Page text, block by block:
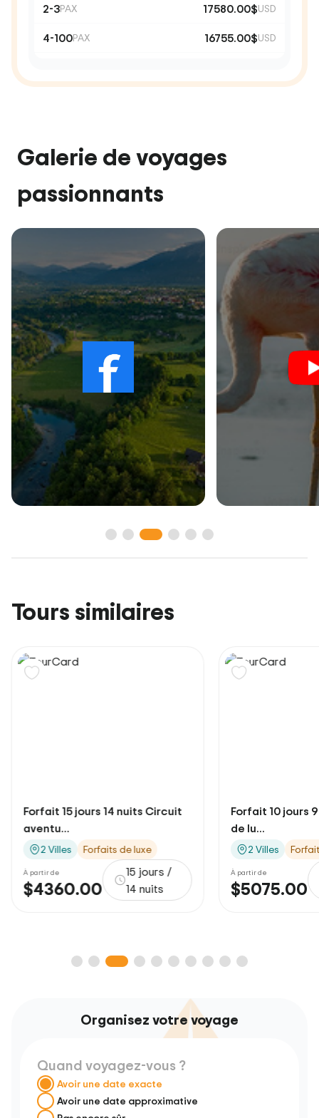
2-3PAX 17580.00$USD
4-100PAX 16755.00$USD
Galerie de voyages
passionnants
Tours similaires
Forfait 15 jours 14 nuits Circuit
aventu...
2 Villes Forfaits de luxe
À partir de
$4360.00
15 jours /
14 nuits
Forfait 10 jours
de lu...
2 Villes
À partir de
$5075.00
Organisez votre voyage
Quand voyagez-vous ?
Avoir une date exacte
Avoir une date approximative